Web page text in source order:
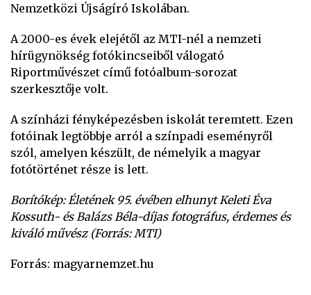
Nemzetközi Újságíró Iskolában.
A 2000-es évek elejétől az MTI-nél a nemzeti
hírügynökség fotókincseiből válogató
Riportművészet című fotóalbum-sorozat
szerkesztője volt.
A színházi fényképezésben iskolát teremtett. Ezen
fotóinak legtöbbje arról a színpadi eseményről
szól, amelyen készült, de némelyik a magyar
fotótörténet része is lett.
Borítókép: Életének 95. évében elhunyt Keleti Éva
Kossuth- és Balázs Béla-díjas fotográfus, érdemes és
kiváló művész (Forrás: MTI)
Forrás: magyarnemzet.hu